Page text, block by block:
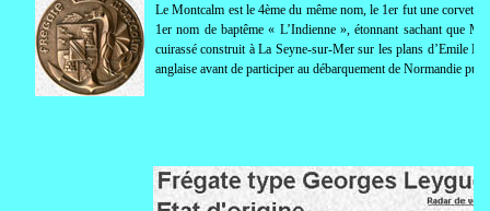
Le Montcalm est le 4ème du même nom, le 1er fut une
1er nom de baptême « L’Indienne », étonnant sachant que
cuirassé construit à La Seyne-sur-Mer sur les plans d’Emile
anglaise avant de participer au débarquement de Normandie